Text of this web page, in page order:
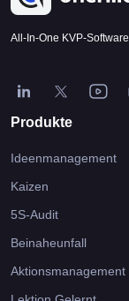
All-In-One KVP-Software
Produkte
Ideenmanagement
Kaizen
5S-Audit
Beinaheunfall
Aktionsmanagement